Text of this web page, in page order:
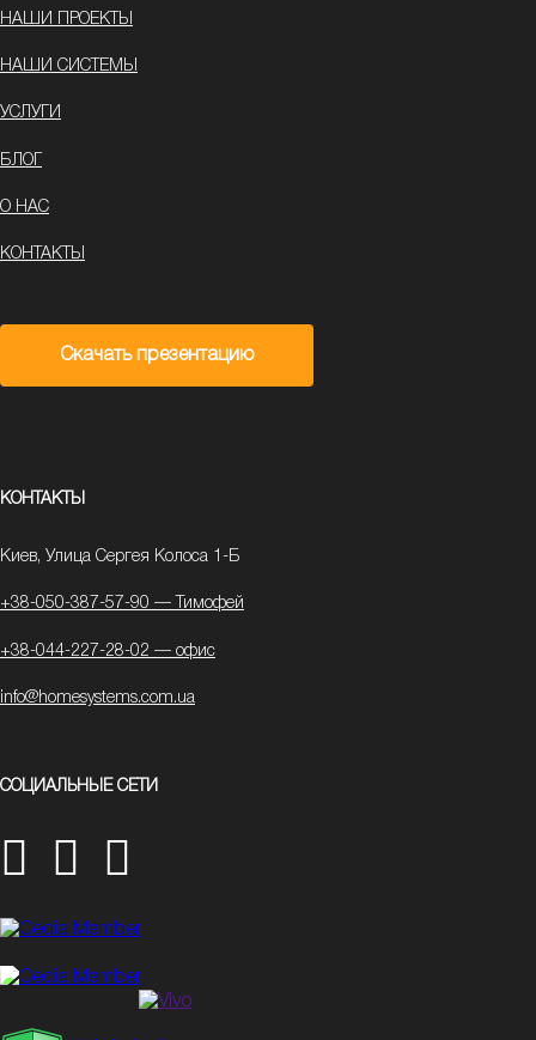
НАШИ ПРОЕКТЫ
НАШИ СИСТЕМЫ
УСЛУГИ
БЛОГ
О НАС
КОНТАКТЫ
Скачать презентацию
КОНТАКТЫ
Киев, Улица Сергея Колоса 1-Б
+38-050-387-57-90 — Тимофей
+38-044-227-28-02 — офис
info@homesystems.com.ua
СОЦИАЛЬНЫЕ СЕТИ